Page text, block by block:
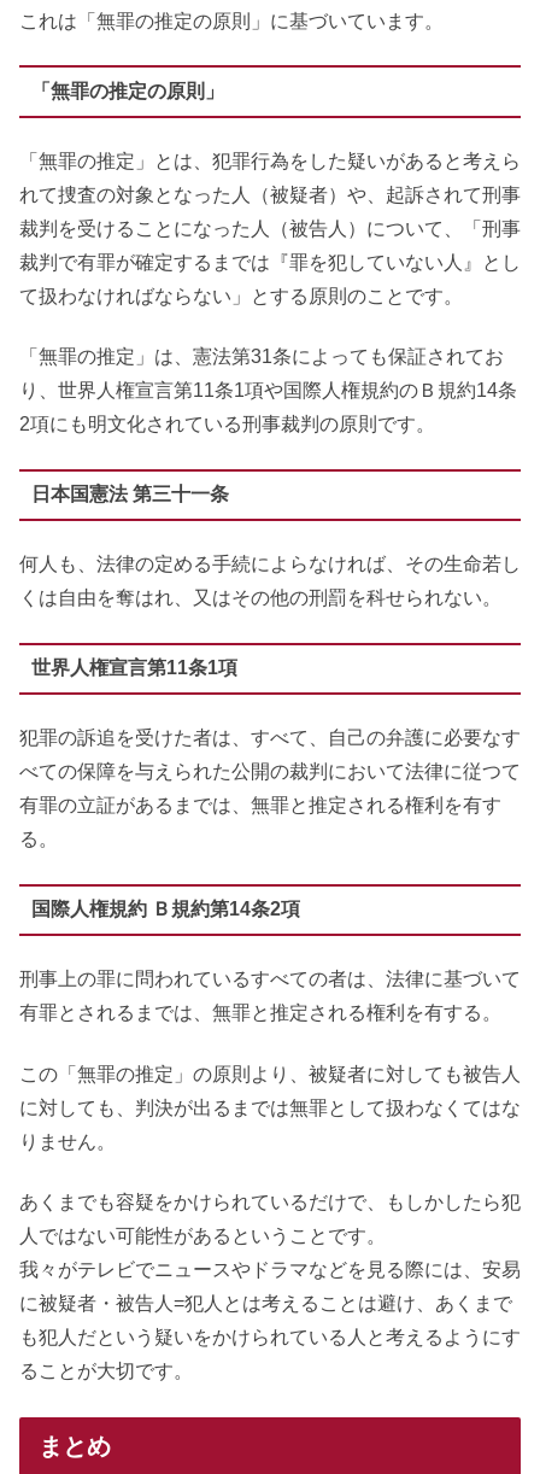
これは「無罪の推定の原則」に基づいています。
「無罪の推定の原則」
「無罪の推定」とは、犯罪行為をした疑いがあると考えら
れて捜査の対象となった人（被疑者）や、起訴されて刑事
裁判を受けることになった人（被告人）について、「刑事
裁判で有罪が確定するまでは『罪を犯していない人』とし
て扱わなければならない」とする原則のことです。
「無罪の推定」は、憲法第31条によっても保証されてお
り、世界人権宣言第11条1項や国際人権規約のＢ規約14条
2項にも明文化されている刑事裁判の原則です。
日本国憲法 第三十一条
何人も、法律の定める手続によらなければ、その生命若し
くは自由を奪はれ、又はその他の刑罰を科せられない。
世界人権宣言第11条1項
犯罪の訴追を受けた者は、すべて、自己の弁護に必要なす
べての保障を与えられた公開の裁判において法律に従つて
有罪の立証があるまでは、無罪と推定される権利を有す
る。
国際人権規約 Ｂ規約第14条2項
刑事上の罪に問われているすべての者は、法律に基づいて
有罪とされるまでは、無罪と推定される権利を有する。
この「無罪の推定」の原則より、被疑者に対しても被告人
に対しても、判決が出るまでは無罪として扱わなくてはな
りません。
あくまでも容疑をかけられているだけで、もしかしたら犯
人ではない可能性があるということです。
我々がテレビでニュースやドラマなどを見る際には、安易
に被疑者・被告人=犯人とは考えることは避け、あくまで
も犯人だという疑いをかけられている人と考えるようにす
ることが大切です。
まとめ